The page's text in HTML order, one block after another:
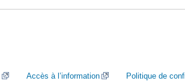
Accès à l’information Politique de